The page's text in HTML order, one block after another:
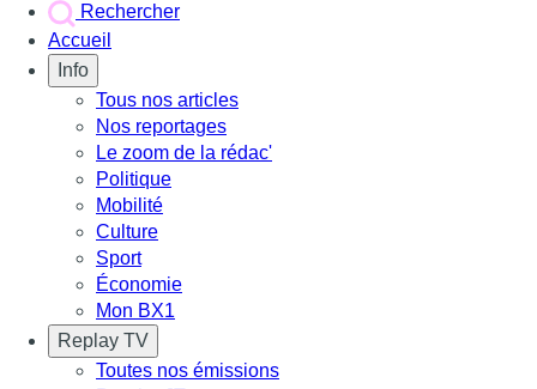
Rechercher
Accueil
Info
Tous nos articles
Nos reportages
Le zoom de la rédac'
Politique
Mobilité
Culture
Sport
Économie
Mon BX1
Replay TV
Toutes nos émissions